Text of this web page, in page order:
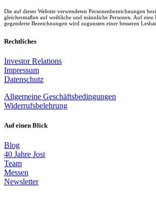
Die auf dieser Website verwendeten Personenbezeichnungen
gleichermaßen auf weibliche und männliche Personen. Auf eine
gegenderte Bezeichnungen wird zugunsten einer besseren
Rechtliches
Investor Relations
Impressum
Datenschutz
Allgemeine Geschäftsbedingungen
Widerrufsbelehrung
Auf einen Blick
Blog
40 Jahre Jost
Team
Messen
Newsletter